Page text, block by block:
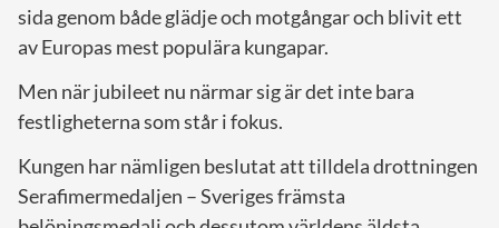
sida genom både glädje och motgångar och blivit ett
av Europas mest populära kungapar.
Men när jubileet nu närmar sig är det inte bara
festligheterna som står i fokus.
Kungen har nämligen beslutat att tilldela drottningen
Serafimermedaljen – Sveriges främsta